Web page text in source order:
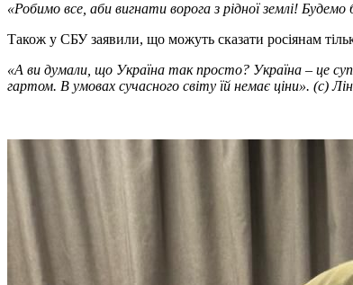
«Робимо все, аби вигнати ворога з рідної землі!
Також у СБУ заявили, що можуть сказати росіянам
«А ви думали, що Україна так просто? Україна – це
гартом. В умовах сучасного світу їй немає ціни». (с)